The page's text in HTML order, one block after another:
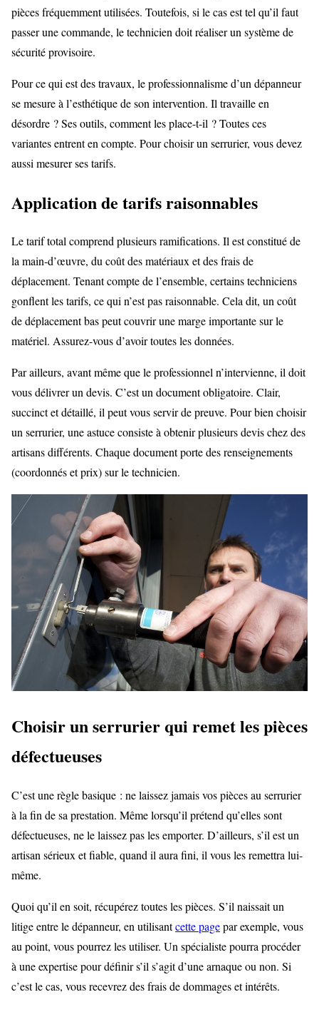
pièces fréquemment utilisées. Toutefois, si le cas est tel qu’il faut
passer une commande, le technicien doit réaliser un système de
sécurité provisoire.
Pour ce qui est des travaux, le professionnalisme d’un dépanneur
se mesure à l’esthétique de son intervention. Il travaille en
désordre ? Ses outils, comment les place-t-il ? Toutes ces
variantes entrent en compte. Pour choisir un serrurier, vous devez
aussi mesurer ses tarifs.
Application de tarifs raisonnables
Le tarif total comprend plusieurs ramifications. Il est constitué de
la main-d’œuvre, du coût des matériaux et des frais de
déplacement. Tenant compte de l’ensemble, certains techniciens
gonflent les tarifs, ce qui n’est pas raisonnable. Cela dit, un coût
de déplacement bas peut couvrir une marge importante sur le
matériel. Assurez-vous d’avoir toutes les données.
Par ailleurs, avant même que le professionnel n’intervienne, il doit
vous délivrer un devis. C’est un document obligatoire. Clair,
succinct et détaillé, il peut vous servir de preuve. Pour bien choisir
un serrurier, une astuce consiste à obtenir plusieurs devis chez des
artisans différents. Chaque document porte des renseignements
(coordonnés et prix) sur le technicien.
Choisir un serrurier qui remet les pièces
défectueuses
C’est une règle basique : ne laissez jamais vos pièces au serrurier
à la fin de sa prestation. Même lorsqu’il prétend qu’elles sont
défectueuses, ne le laissez pas les emporter. D’ailleurs, s’il est un
artisan sérieux et fiable, quand il aura fini, il vous les remettra lui-
même.
Quoi qu’il en soit, récupérez toutes les pièces. S’il naissait un
litige entre le dépanneur, en utilisantcette pagepar exemple, vous
au point, vous pourrez les utiliser. Un spécialiste pourra procéder
à une expertise pour définir s’il s’agit d’une arnaque ou non. Si
c’est le cas, vous recevrez des frais de dommages et intérêts.